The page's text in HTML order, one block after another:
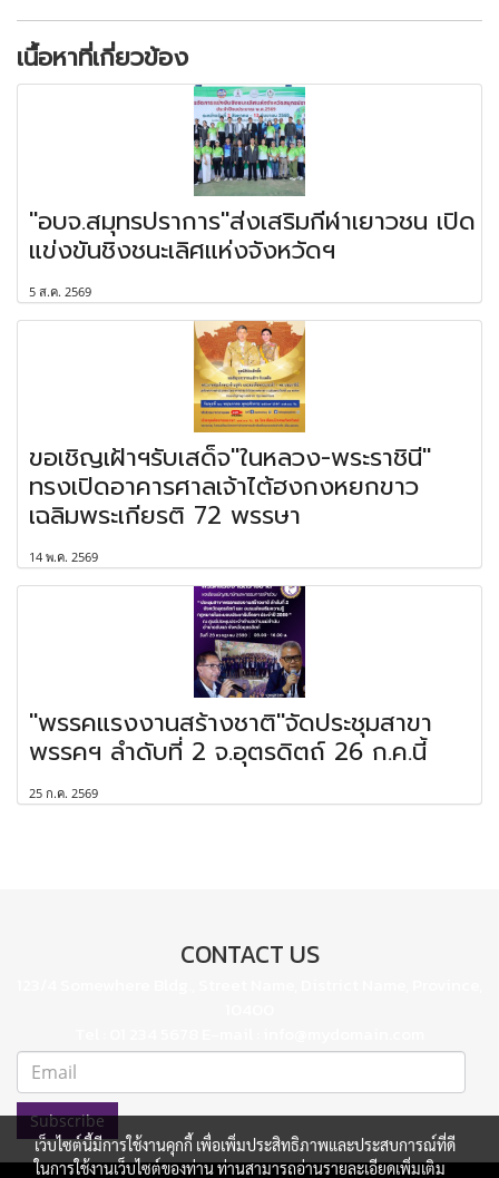
เนื้อหาที่เกี่ยวข้อง
"อบจ.สมุทรปราการ"ส่งเสริมกีฬาเยาวชน เปิด
แข่งขันชิงชนะเลิศแห่งจังหวัดฯ
5 ส.ค. 2569
ขอเชิญเฝ้าฯรับเสด็จ"ในหลวง-พระราชินี"
ทรงเปิดอาคารศาลเจ้าไต้ฮงกงหยกขาว
เฉลิมพระเกียรติ 72 พรรษา
14 พ.ค. 2569
"พรรคแรงงานสร้างชาติ"จัดประชุมสาขา
พรรคฯ ลำดับที่ 2 จ.อุตรดิตถ์ 26 ก.ค.นี้
25 ก.ค. 2569
CONTACT US
Subscribe
เว็บไซต์นี้มีการใช้งานคุกกี้ เพื่อเพิ่มประสิทธิภาพและประสบการณ์ที่ดี
ในการใช้งานเว็บไซต์ของท่าน ท่านสามารถอ่านรายละเอียดเพิ่มเติม